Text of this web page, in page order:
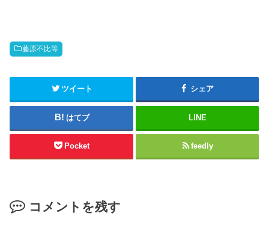
藤原不比等
ツイート シェア
はてブ LINE
Pocket feedly
コメントを残す